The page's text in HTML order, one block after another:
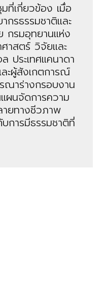
ที่เกี่ยวข้อง เมื่อ
รธรรมชาติและ
กรมอุทยานแห่ง
าสตร์ วิจัยและ
ประเทศแคนาดา
ะผู้สังเกตการณ์
ณาร่างกรอบงาน
ผนจัดการความ
ายทางชีวภาพ
การมีธรรมชาติที่